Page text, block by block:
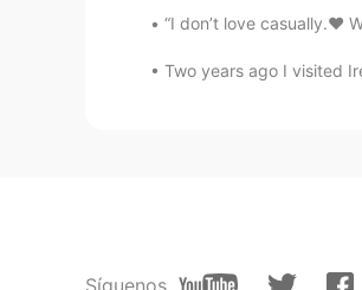
“I don’t love casually.❤️
Two years ago I visited
Síguenos